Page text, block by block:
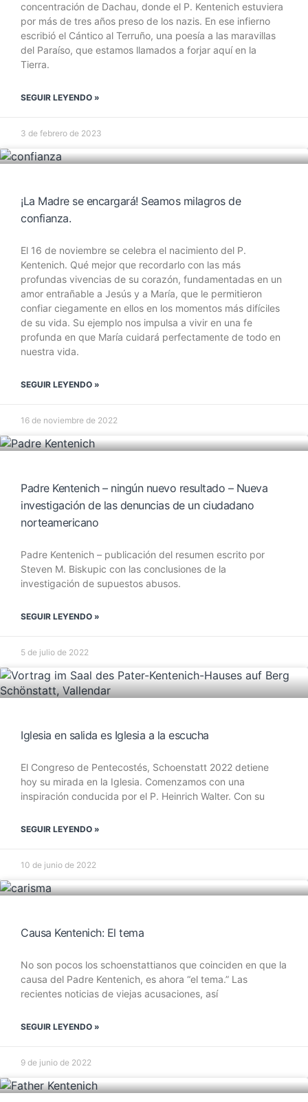
concentración de Dachau, donde el P. Kentenich estuviera
por más de tres años preso de los nazis. En ese infierno
escribió el Cántico al Terruño, una poesía a las maravillas
del Paraíso, que estamos llamados a forjar aquí en la
Tierra.
SEGUIR LEYENDO »
3 de febrero de 2023
¡La Madre se encargará! Seamos milagros de
confianza.
El 16 de noviembre se celebra el nacimiento del P.
Kentenich. Qué mejor que recordarlo con las más
profundas vivencias de su corazón, fundamentadas en un
amor entrañable a Jesús y a María, que le permitieron
confiar ciegamente en ellos en los momentos más difíciles
de su vida. Su ejemplo nos impulsa a vivir en una fe
profunda en que María cuidará perfectamente de todo en
nuestra vida.
SEGUIR LEYENDO »
16 de noviembre de 2022
Padre Kentenich – ningún nuevo resultado – Nueva
investigación de las denuncias de un ciudadano
norteamericano
Padre Kentenich – publicación del resumen escrito por
Steven M. Biskupic con las conclusiones de la
investigación de supuestos abusos.
SEGUIR LEYENDO »
5 de julio de 2022
Iglesia en salida es Iglesia a la escucha
El Congreso de Pentecostés, Schoenstatt 2022 detiene
hoy su mirada en la Iglesia. Comenzamos con una
inspiración conducida por el P. Heinrich Walter. Con su
SEGUIR LEYENDO »
10 de junio de 2022
Causa Kentenich: El tema
No son pocos los schoenstattianos que coinciden en que la
causa del Padre Kentenich, es ahora “el tema.” Las
recientes noticias de viejas acusaciones, así
SEGUIR LEYENDO »
9 de junio de 2022